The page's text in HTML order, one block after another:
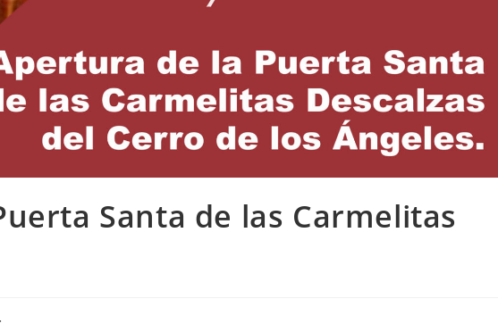
Santa de las Carmelitas